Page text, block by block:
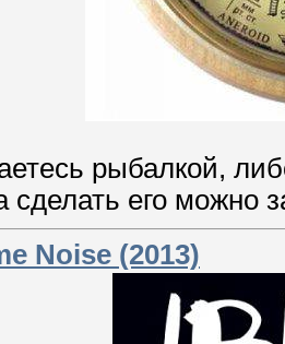
рыбалкой,
сделать его можно
Noise (2013)